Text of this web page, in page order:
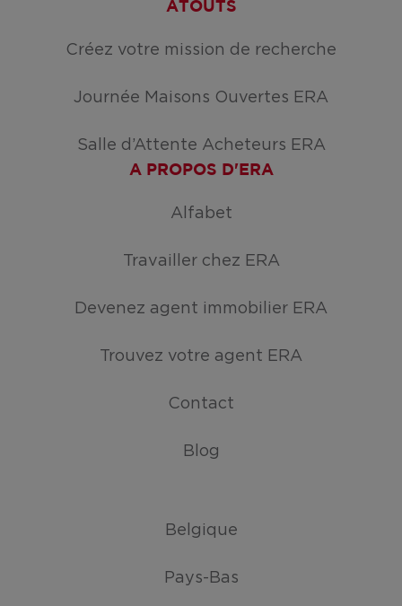
ATOUTS
Créez votre mission de recherche
Journée Maisons Ouvertes ERA
Salle d’Attente Acheteurs ERA
A PROPOS D'ERA
Alfabet
Travailler chez ERA
Devenez agent immobilier ERA
Trouvez votre agent ERA
Contact
Blog
Belgique
Pays-Bas